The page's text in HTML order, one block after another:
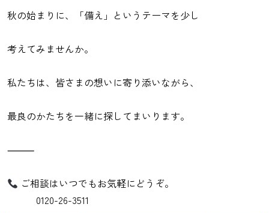
秋の始まりに、「備え」というテーマを少し
考えてみませんか。
私たちは、皆さまの想いに寄り添いながら、
最良のかたちを一緒に探してまいります。
⸻
ご相談はいつでもお気軽にどうぞ。
0120-26-3511